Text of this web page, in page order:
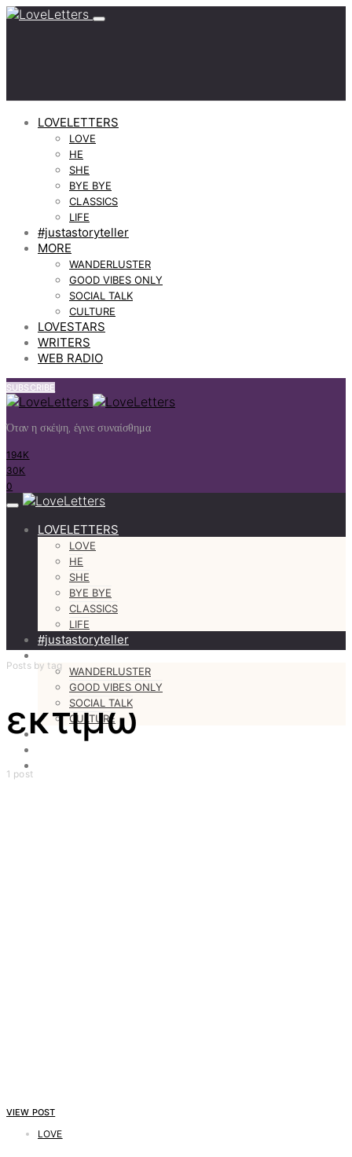
LOVELETTERS
LOVE
HE
SHE
BYE BYE
CLASSICS
LIFE
#justastoryteller
MORE
WANDERLUSTER
GOOD VIBES ONLY
SOCIAL TALK
CULTURE
LOVESTARS
WRITERS
WEB RADIO
SUBSCRIBE
Όταν η σκέψη, έγινε συναίσθημα
194K
30K
0
LOVELETTERS
LOVE
HE
SHE
BYE BYE
CLASSICS
LIFE
#justastoryteller
MORE
WANDERLUSTER
GOOD VIBES ONLY
SOCIAL TALK
CULTURE
LOVESTARS
Posts by tag
εκτιμω
1 post
VIEW POST
LOVE